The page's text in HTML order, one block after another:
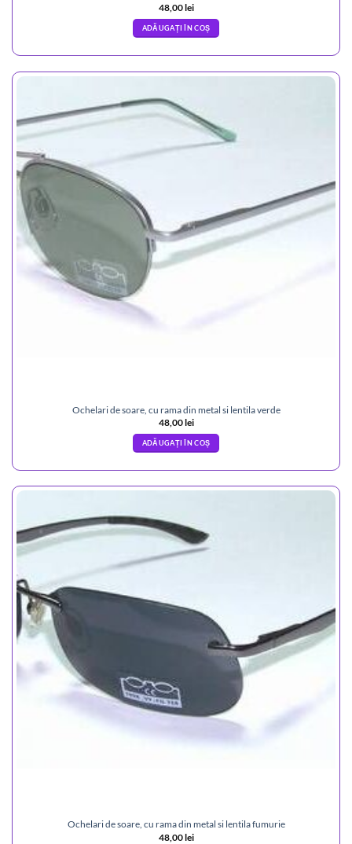
48,00lei
ADĂUGAȚI ÎN COȘ
Ochelari de soare, cu rama din metal si lentila verde
48,00lei
ADĂUGAȚI ÎN COȘ
Ochelari de soare, cu rama din metal si lentila fumurie
48,00lei